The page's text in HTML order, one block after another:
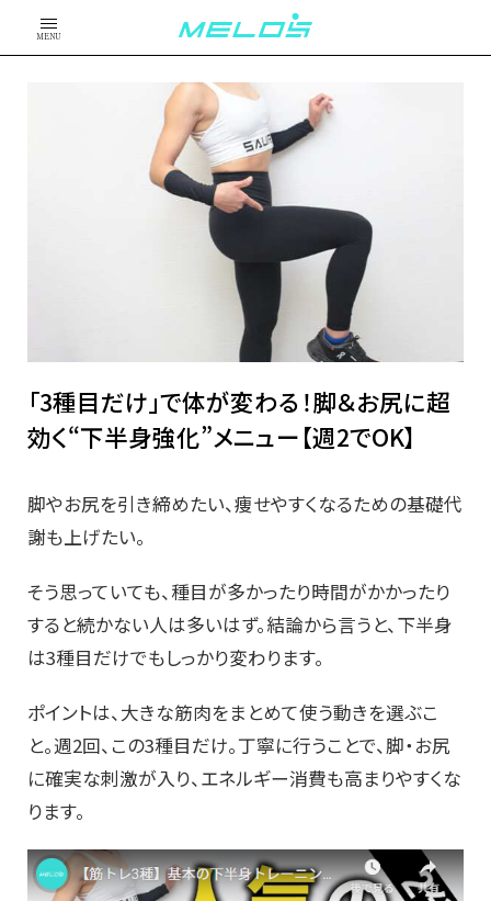
MENU
「3種目だけ」で体が変わる！脚＆お尻に超
効く“下半身強化”メニュー【週2でOK】
脚やお尻を引き締めたい、痩せやすくなるための基礎代
謝も上げたい。
そう思っていても、種目が多かったり時間がかかったり
すると続かない人は多いはず。結論から言うと、下半身
は3種目だけでもしっかり変わります。
ポイントは、大きな筋肉をまとめて使う動きを選ぶこ
と。週2回、この3種目だけ。丁寧に行うことで、脚・お尻
に確実な刺激が入り、エネルギー消費も高まりやすくな
ります。